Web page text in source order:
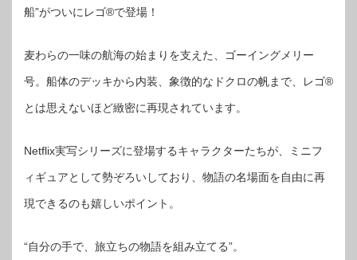
船”がついにレゴ®で登場！
麦わらの一味の航海の始まりを支えた、ゴーイングメリー
号。船体のデッキから内装、象徴的なドクロの帆まで、レゴ®
とは思えないほど緻密に再現されています。
Netflix実写シリーズに登場するキャラクターたちが、ミニフ
ィギュアとして勢ぞろいしており、物語の名場面を自由に再
現できるのも嬉しいポイント。
“自分の手で、旅立ちの物語を組み立てる”。